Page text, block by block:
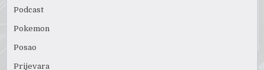
Podcast
Pokemon
Posao
Prijevara